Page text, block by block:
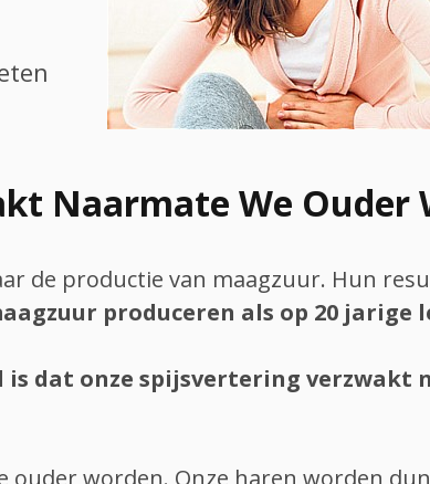
Naarmate We Ouder
de productie van maagzuur. Hun
produceren als op 20 jarige
is dat onze spijsvertering verzwakt
worden. Onze haren worden